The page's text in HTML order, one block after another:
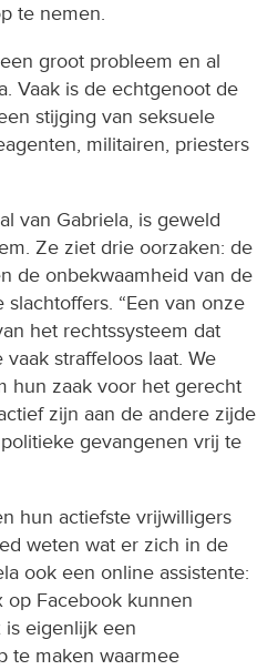
te nemen.
groot probleem en al
Vaak is de echtgenoot de
stijging van seksuele
militairen, priesters
van Gabriela, is geweld
Ze ziet drie oorzaken: de
de onbekwaamheid van de
“Een van onze
het rechtssysteem dat
straffeloos laat. We
hun zaak voor het gerecht
zijn aan de andere zijde
gevangenen vrij te
hun actiefste vrijwilligers
weten wat er zich in de
ook een online assistente:
op Facebook kunnen
eigenlijk een
te maken waarmee